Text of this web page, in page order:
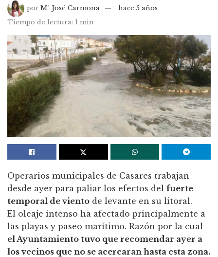
por Mª José Carmona
hace 5 años
Tiempo de lectura: 1 min
Operarios municipales de Casares trabajan
desde ayer para paliar los efectos del fuerte
temporal de viento de levante en su litoral.
El oleaje intenso ha afectado principalmente a
las playas y paseo marítimo. Razón por la cual
el Ayuntamiento tuvo que recomendar ayer a
los vecinos que no se acercaran hasta esta zona.